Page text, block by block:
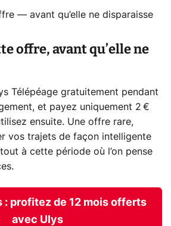
— avant qu’elle ne disparaisse
offre, avant qu’elle ne
Télépéage gratuitement pendant
et payez uniquement 2 €
ensuite. Une offre rare,
vos trajets de façon intelligente
à cette période où l’on pense
: profitez de 12 mois offerts
avec Ulys